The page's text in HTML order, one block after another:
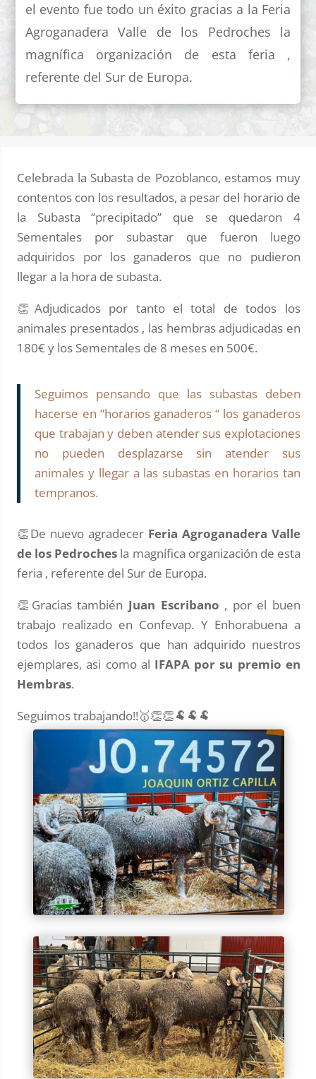
el evento fue todo un éxito gracias a la Feria
Agroganadera Valle de los Pedroches la
magnífica organización de esta feria ,
referente del Sur de Europa.
Celebrada la Subasta de Pozoblanco, estamos muy
contentos con los resultados, a pesar del horario de
la Subasta “precipitado” que se quedaron 4
Sementales por subastar que fueron luego
adquiridos por los ganaderos que no pudieron
llegar a la hora de subasta.
👏Adjudicados por tanto el total de todos los
animales presentados , las hembras adjudicadas en
180€ y los Sementales de 8 meses en 500€.
Seguimos pensando que las subastas deben
hacerse en “horarios ganaderos “ los ganaderos
que trabajan y deben atender sus explotaciones
no pueden desplazarse sin atender sus
animales y llegar a las subastas en horarios tan
tempranos.
👏De nuevo agradecer Feria Agroganadera Valle
de los Pedroches la magnífica organización de esta
feria , referente del Sur de Europa.
👏Gracias también Juan Escribano , por el buen
trabajo realizado en Confevap. Y Enhorabuena a
todos los ganaderos que han adquirido nuestros
ejemplares, asi como al IFAPA por su premio en
Hembras.
Seguimos trabajando!!🥇👏👏🐏🐏🐏